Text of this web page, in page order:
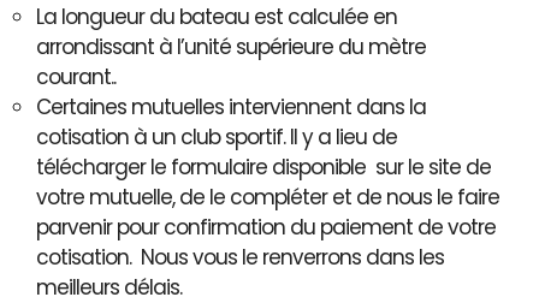
La longueur du bateau est calculée en
arrondissant à l’unité supérieure du mètre
courant..
Certaines mutuelles interviennent dans la
cotisation à un club sportif. Il y a lieu de
télécharger le formulaire disponible sur le site de
votre mutuelle, de le compléter et de nous le faire
parvenir pour confirmation du paiement de votre
cotisation. Nous vous le renverrons dans les
meilleurs délais.